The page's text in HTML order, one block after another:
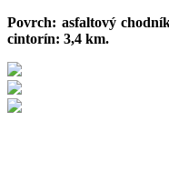
Povrch: asfaltový
cintorín: 3,4 km.